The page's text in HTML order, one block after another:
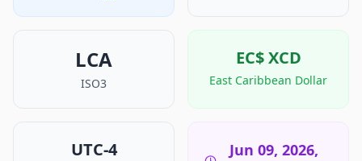
LCA
ISO3
EC$ XCD
East Caribbean Dollar
UTC-4
Jun 09, 2026,